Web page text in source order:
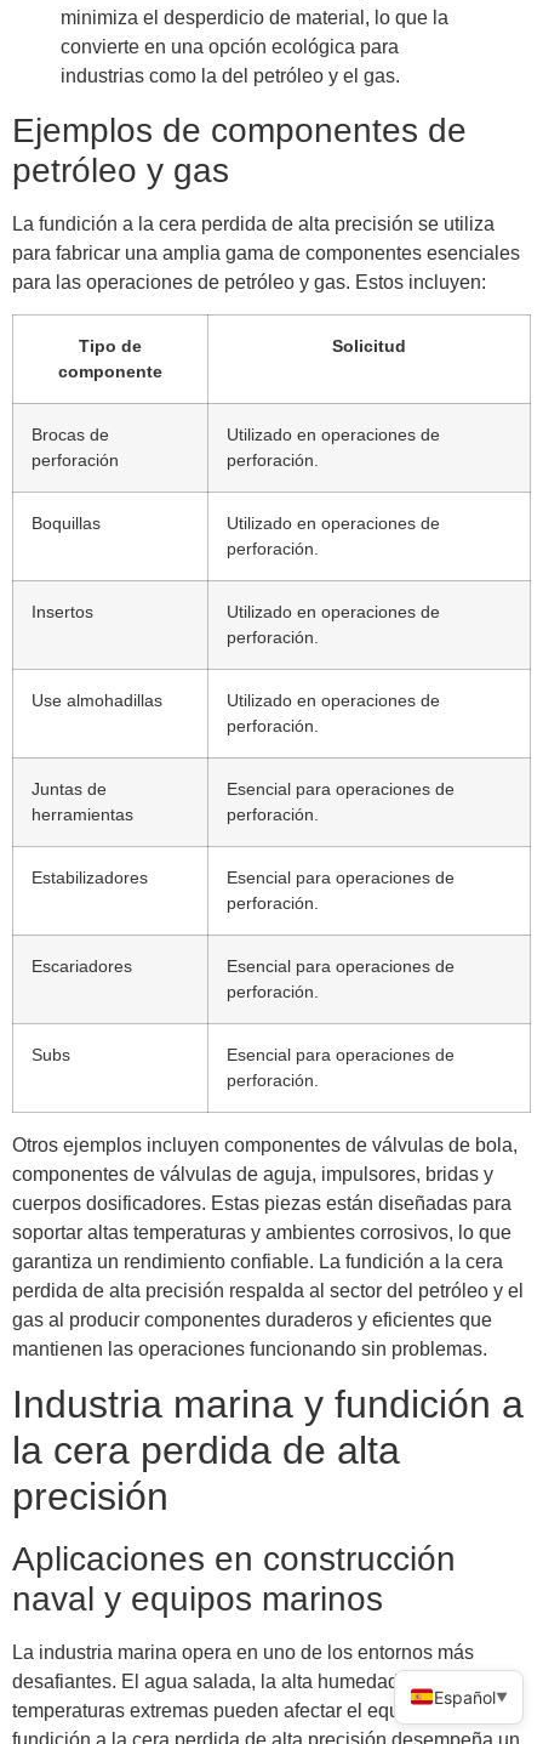
minimiza el desperdicio de material, lo que la
convierte en una opción ecológica para
industrias como la del petróleo y el gas.
Ejemplos de componentes de
petróleo y gas
La fundición a la cera perdida de alta precisión se utiliza
para fabricar una amplia gama de componentes esenciales
para las operaciones de petróleo y gas. Estos incluyen:
Tipo de
componente
Solicitud
Brocas de
perforación
Utilizado en operaciones de
perforación.
Boquillas
Utilizado en operaciones de
perforación.
Insertos
Utilizado en operaciones de
perforación.
Use almohadillas
Utilizado en operaciones de
perforación.
Juntas de
herramientas
Esencial para operaciones de
perforación.
Estabilizadores
Esencial para operaciones de
perforación.
Escariadores
Esencial para operaciones de
perforación.
Subs
Esencial para operaciones de
perforación.
Otros ejemplos incluyen componentes de válvulas de bola,
componentes de válvulas de aguja, impulsores, bridas y
cuerpos dosificadores. Estas piezas están diseñadas para
soportar altas temperaturas y ambientes corrosivos, lo que
garantiza un rendimiento confiable. La fundición a la cera
perdida de alta precisión respalda al sector del petróleo y el
gas al producir componentes duraderos y eficientes que
mantienen las operaciones funcionando sin problemas.
Industria marina y fundición a
la cera perdida de alta
precisión
Aplicaciones en construcción
naval y equipos marinos
La industria marina opera en uno de los entornos más
desafiantes. El agua salada, la alta humedad y las
temperaturas extremas pueden afectar el equipo. La
Español▼